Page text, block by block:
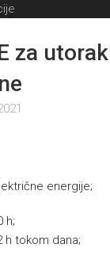
za utorak
energije;
h;
h tokom dana;